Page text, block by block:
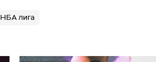
НБА лига